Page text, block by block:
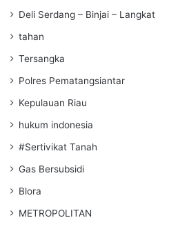
Deli Serdang – Binjai – Langkat
tahan
Tersangka
Polres Pematangsiantar
Kepulauan Riau
hukum indonesia
#Sertivikat Tanah
Gas Bersubsidi
Blora
METROPOLITAN